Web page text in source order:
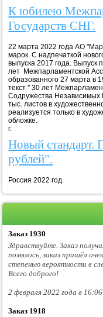
К юбилею
Государств СНГ.
22 марта 2022 года АО
марок. С надпечаткой
выпуска 2017 года.
лет Межпарламентской
образованного 27 марта в
текст " 30 лет
Содружества Независимых
тыс. листов в
реализуется только в
г.
Новый стандарт.
рублей".
Россия 2022 год.
Заказ 1930
Здравствуйте. Заказ
помялось, заказ пришёл
степенью вероятности в
Всего доброго!
2 февраля 2022 года в 16:06
Заказ 1918